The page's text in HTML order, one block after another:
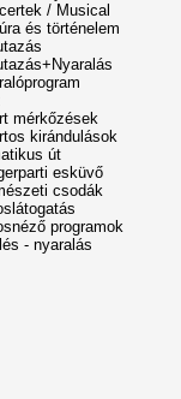
/ Musical
és történelem
mérkőzések
kirándulások
út
esküvő
csodák
programok
- nyaralás